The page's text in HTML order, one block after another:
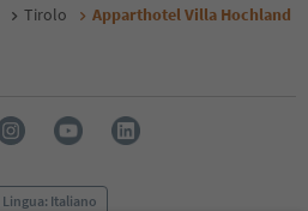
Tirolo Apparthotel Villa Hochland
Lingua: Italiano